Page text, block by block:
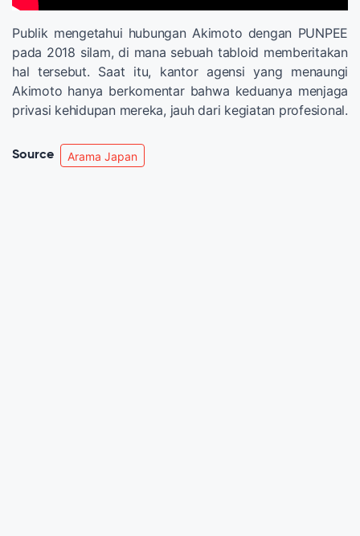
Publik mengetahui hubungan Akimoto dengan PUNPEE
pada 2018 silam, di mana sebuah tabloid memberitakan
hal tersebut. Saat itu, kantor agensi yang menaungi
Akimoto hanya berkomentar bahwa keduanya menjaga
privasi kehidupan mereka, jauh dari kegiatan profesional.
Source Arama Japan